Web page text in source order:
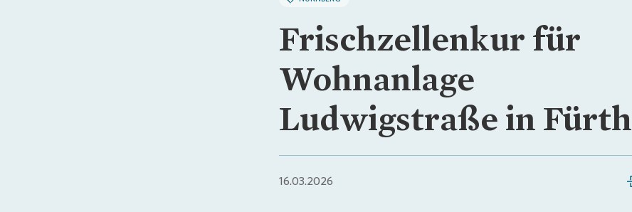
Frischzellenkur für
Wohnanlage
Ludwigstraße in Fürth
16.03.2026